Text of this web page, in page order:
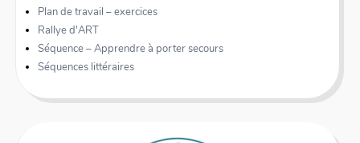
Plan de travail – exercices
Rallye d'ART
Séquence – Apprendre à porter secours
Séquences littéraires